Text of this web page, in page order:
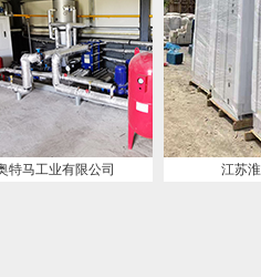
江苏淮安工厂宿舍